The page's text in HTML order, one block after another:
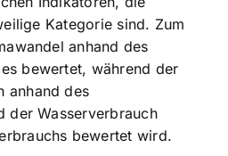
Kategorie sind. Zum
anhand des
bewertet, während der
anhand des
der Wasserverbrauch
bewertet wird.